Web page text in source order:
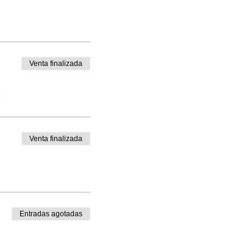
Venta finalizada
Venta finalizada
Entradas agotadas